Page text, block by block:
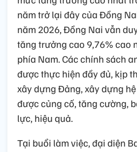
năm trở lại đây của Đồng
năm 2026, Đồng Nai vẫn
tăng trưởng cao 9,76% cao
phía Nam. Các chính sách
được thực hiện đầy đủ, kịp
xây dựng Đảng, xây dựng
được củng cố, tăng cường,
lực, hiệu quả.
Tại buổi làm việc, đại diện